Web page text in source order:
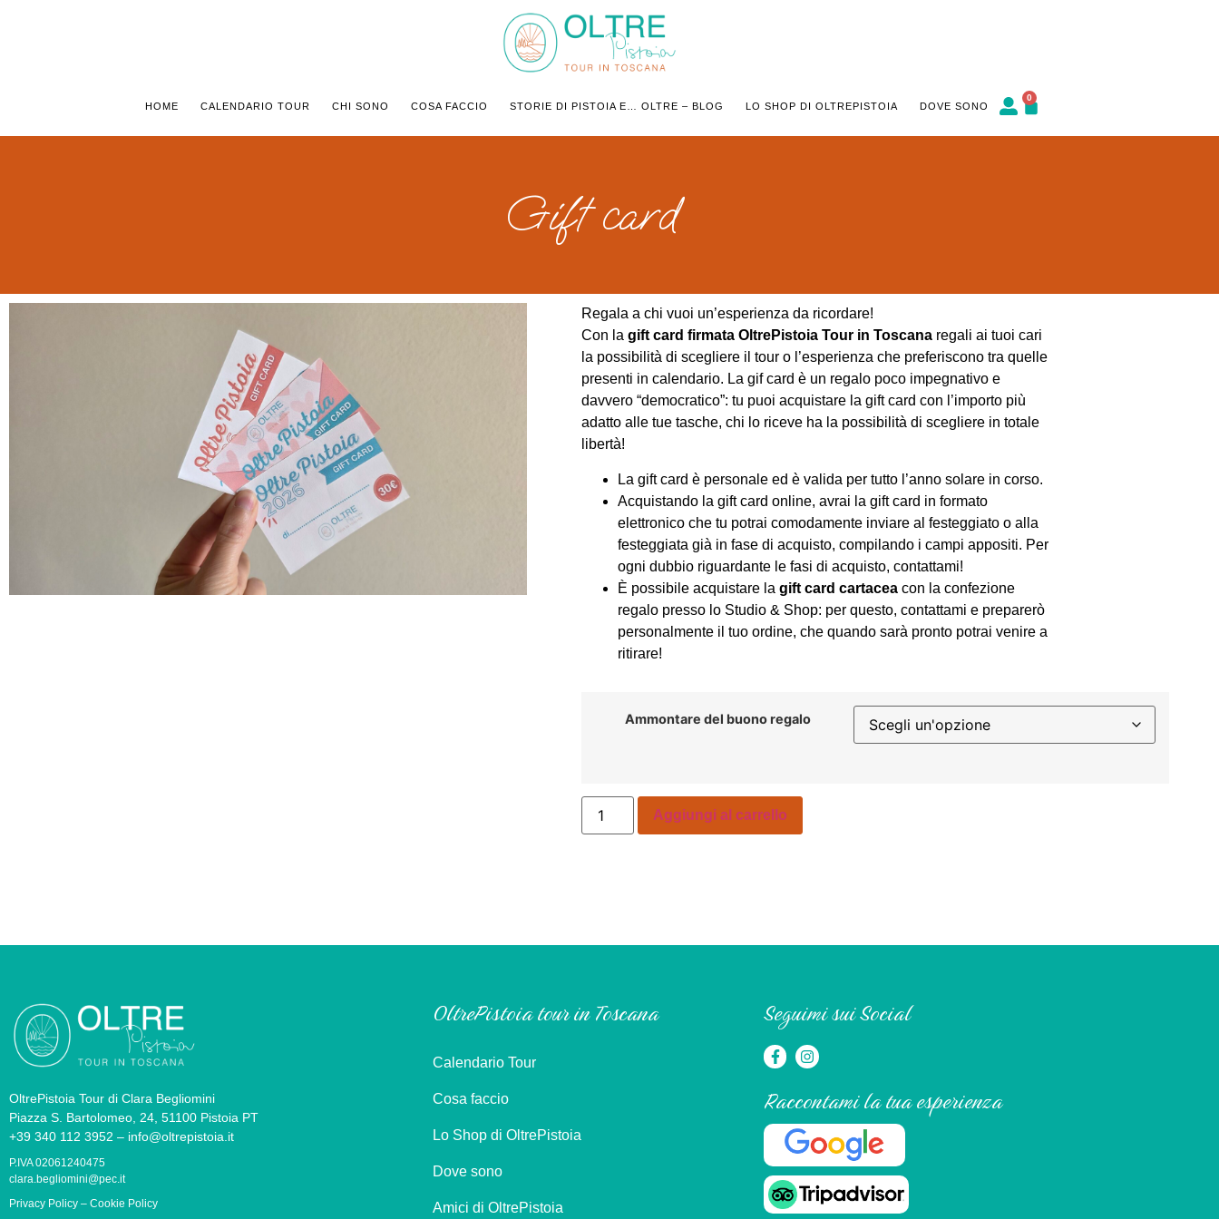
HOME CALENDARIO TOUR CHI SONO COSA FACCIO STORIE DI PISTOIA E… OLTRE – BLOG LO SHOP DI OLTREPISTOIA DOVE SONO
0
Gift card
Regala a chi vuoi un’esperienza da ricordare!
Con la gift card firmata OltrePistoia Tour in Toscana regali ai tuoi cari
la possibilità di scegliere il tour o l’esperienza che preferiscono tra quelle
presenti in calendario. La gif card è un regalo poco impegnativo e
davvero “democratico”: tu puoi acquistare la gift card con l’importo più
adatto alle tue tasche, chi lo riceve ha la possibilità di scegliere in totale
libertà!
La gift card è personale ed è valida per tutto l’anno solare in corso.
Acquistando la gift card online, avrai la gift card in formato
elettronico che tu potrai comodamente inviare al festeggiato o alla
festeggiata già in fase di acquisto, compilando i campi appositi. Per
ogni dubbio riguardante le fasi di acquisto, contattami!
È possibile acquistare la gift card cartacea con la confezione
regalo presso lo Studio & Shop: per questo, contattami e preparerò
personalmente il tuo ordine, che quando sarà pronto potrai venire a
ritirare!
Ammontare del buono regalo
Aggiungi al carrello
OltrePistoia Tour di Clara Begliomini
Piazza S. Bartolomeo, 24, 51100 Pistoia PT
+39 340 112 3952 – info@oltrepistoia.it
P.IVA 02061240475
clara.begliomini@pec.it
Privacy Policy – Cookie Policy
OltrePistoia tour in Toscana
Calendario Tour
Cosa faccio
Lo Shop di OltrePistoia
Dove sono
Amici di OltrePistoia
Seguimi sui Social
Raccontami la tua esperienza